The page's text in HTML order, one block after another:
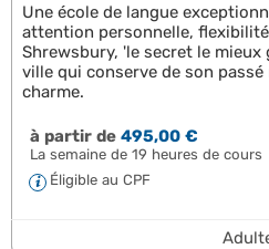
Une école de langue
attention personnelle,
Shrewsbury, 'le secret le mieux
ville qui conserve de son
charme.
à partir de495,00 €
La semaine de 19 heures de cours
Éligible au CPF